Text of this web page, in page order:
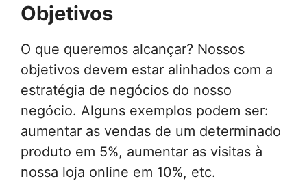
Objetivos
O que queremos alcançar? Nossos
objetivos devem estar alinhados com a
estratégia de negócios do nosso
negócio. Alguns exemplos podem ser:
aumentar as vendas de um determinado
produto em 5%, aumentar as visitas à
nossa loja online em 10%, etc.